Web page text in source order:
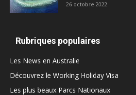
26 octobre 2022
Rubriques populaires
Les News en Australie
Découvrez le Working Holiday Visa
Les plus beaux Parcs Nationaux